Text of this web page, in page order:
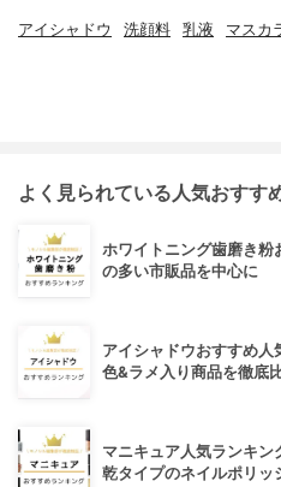
アイシャドウ 洗顔料 乳液 マスカ
よく見られている人気おすす
ホワイトニング歯磨き粉
の多い市販品を中心に
アイシャドウおすすめ
色&ラメ入り商品を徹底
マニキュア人気ランキ
乾タイプのネイルポリッ